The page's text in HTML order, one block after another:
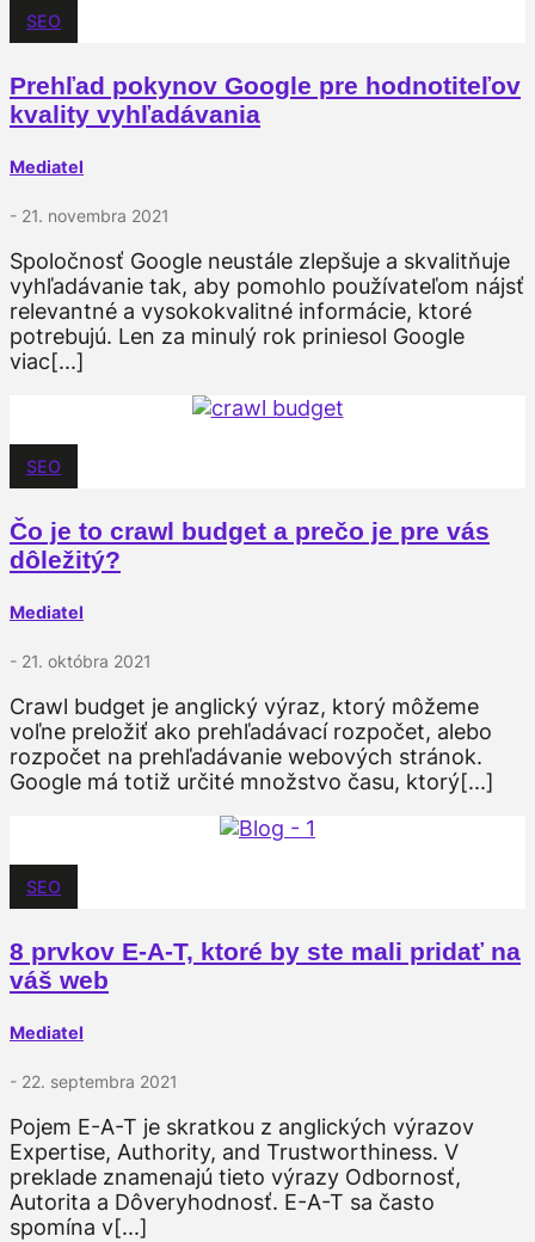
SEO
Prehľad pokynov Google pre hodnotiteľov
kvality vyhľadávania
Mediatel
- 21. novembra 2021
Spoločnosť Google neustále zlepšuje a skvalitňuje
vyhľadávanie tak, aby pomohlo používateľom nájsť
relevantné a vysokokvalitné informácie, ktoré
potrebujú. Len za minulý rok priniesol Google
viac[...]
SEO
Čo je to crawl budget a prečo je pre vás
dôležitý?
Mediatel
- 21. októbra 2021
Crawl budget je anglický výraz, ktorý môžeme
voľne preložiť ako prehľadávací rozpočet, alebo
rozpočet na prehľadávanie webových stránok.
Google má totiž určité množstvo času, ktorý[...]
SEO
8 prvkov E-A-T, ktoré by ste mali pridať na
váš web
Mediatel
- 22. septembra 2021
Pojem E-A-T je skratkou z anglických výrazov
Expertise, Authority, and Trustworthiness. V
preklade znamenajú tieto výrazy Odbornosť,
Autorita a Dôveryhodnosť. E-A-T sa často
spomína v[...]